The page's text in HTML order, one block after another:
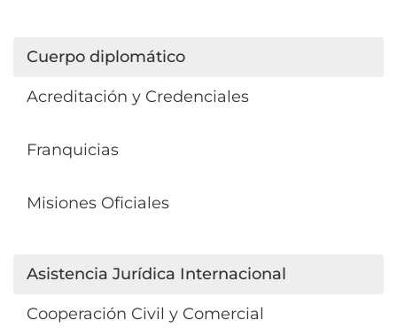
Cuerpo diplomático
Acreditación y Credenciales
Franquicias
Misiones Oficiales
Asistencia Jurídica Internacional
Cooperación Civil y Comercial